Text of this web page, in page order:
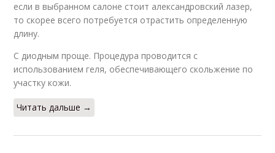
если в выбранном салоне стоит александровский лазер,
то скорее всего потребуется отрастить определенную
длину.
С диодным проще. Процедура проводится с
использованием геля, обеспечивающего скольжение по
участку кожи.
Читать дальше →